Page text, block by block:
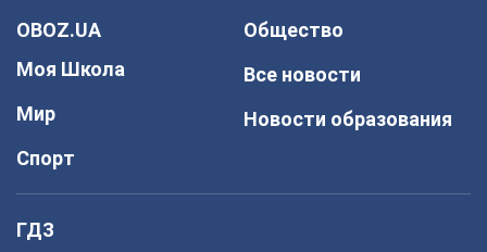
OBOZ.UA
Моя Школа
Мир
Спорт
Общество
Все новости
Новости образования
ГДЗ